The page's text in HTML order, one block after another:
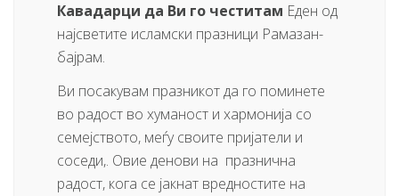
Кавадарци да Ви го честитам Еден од
најсветите исламски празници Рамазан-
бајрам.
Ви посакувам празникот да го поминете
во радост во хуманост и хармонија со
семејството, меѓу своите пријатели и
соседи,. Овие денови на празнична
радост, кога се јакнат вредностите на